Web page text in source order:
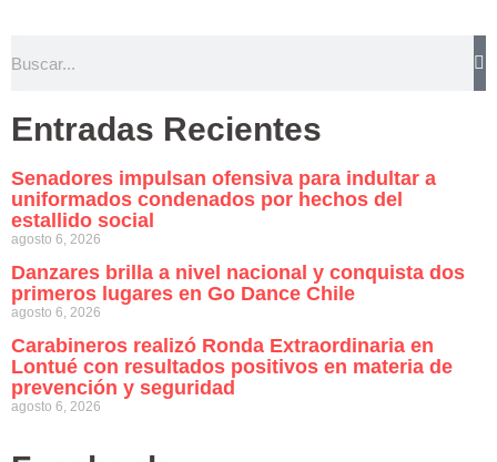
Entradas Recientes
Senadores impulsan ofensiva para indultar a
uniformados condenados por hechos del
estallido social
agosto 6, 2026
Danzares brilla a nivel nacional y conquista dos
primeros lugares en Go Dance Chile
agosto 6, 2026
Carabineros realizó Ronda Extraordinaria en
Lontué con resultados positivos en materia de
prevención y seguridad
agosto 6, 2026